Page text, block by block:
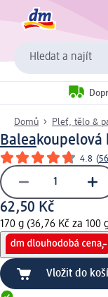
Hledat a najít
Domů Pleť, tělo &
Baleakoupelová
4.8 (
62,50 Kč
170 g (36,76 Kč za 100
Vložit do